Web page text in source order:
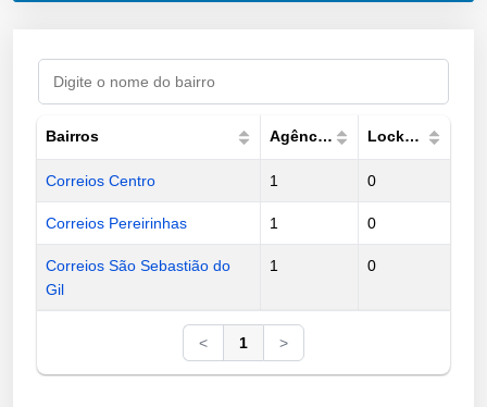
Bairros Agências Lockers
Correios Centro 1 0
Correios Pereirinhas 1 0
Correios São Sebastião do
Gil
1 0
< 1 >